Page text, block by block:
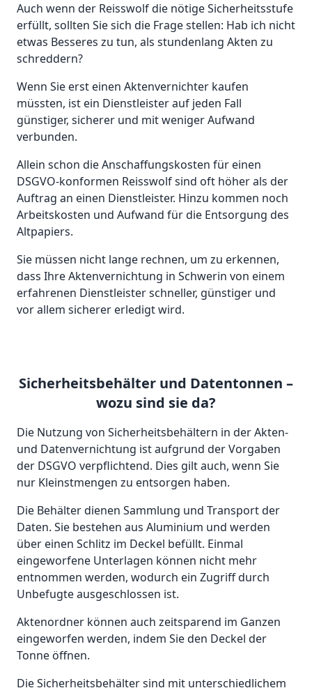
Auch wenn der Reisswolf die nötige Sicherheitsstufe
erfüllt, sollten Sie sich die Frage stellen: Hab ich nicht
etwas Besseres zu tun, als stundenlang Akten zu
schreddern?
Wenn Sie erst einen Aktenvernichter kaufen
müssten, ist ein Dienstleister auf jeden Fall
günstiger, sicherer und mit weniger Aufwand
verbunden.
Allein schon die Anschaffungskosten für einen
DSGVO-konformen Reisswolf sind oft höher als der
Auftrag an einen Dienstleister. Hinzu kommen noch
Arbeitskosten und Aufwand für die Entsorgung des
Altpapiers.
Sie müssen nicht lange rechnen, um zu erkennen,
dass Ihre Aktenvernichtung in Schwerin von einem
erfahrenen Dienstleister schneller, günstiger und
vor allem sicherer erledigt wird.
Sicherheitsbehälter und Datentonnen –
wozu sind sie da?
Die Nutzung von Sicherheitsbehältern in der Akten-
und Datenvernichtung ist aufgrund der Vorgaben
der DSGVO verpflichtend. Dies gilt auch, wenn Sie
nur Kleinstmengen zu entsorgen haben.
Die Behälter dienen Sammlung und Transport der
Daten. Sie bestehen aus Aluminium und werden
über einen Schlitz im Deckel befüllt. Einmal
eingeworfene Unterlagen können nicht mehr
entnommen werden, wodurch ein Zugriff durch
Unbefugte ausgeschlossen ist.
Aktenordner können auch zeitsparend im Ganzen
eingeworfen werden, indem Sie den Deckel der
Tonne öffnen.
Die Sicherheitsbehälter sind mit unterschiedlichem